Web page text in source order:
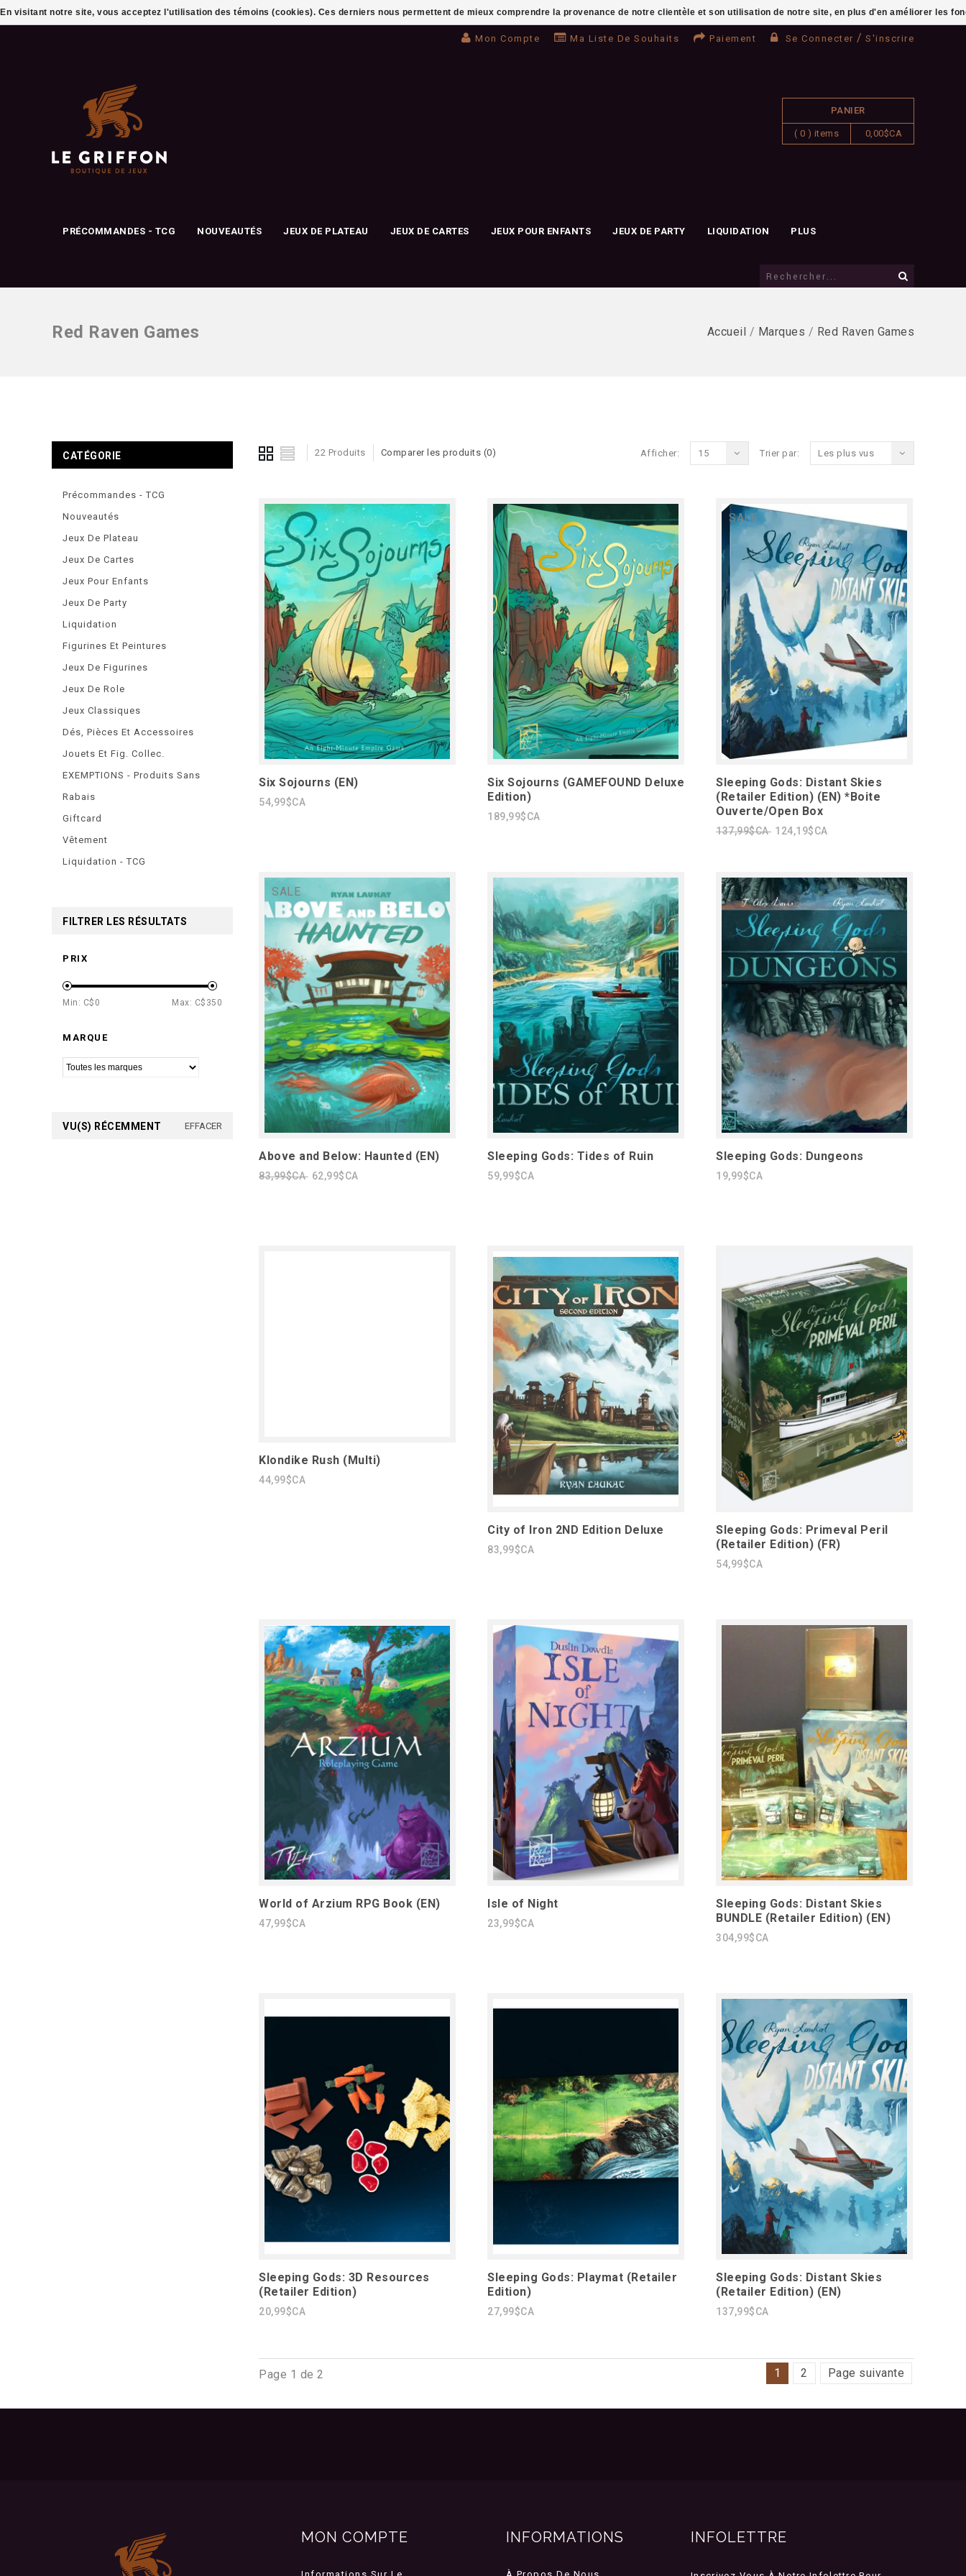
Mon Compte Ma Liste De Souhaits Paiement Se Connecter / S'inscrire
PANIER
( 0 ) items 0,00$CA
PRÉCOMMANDES - TCG NOUVEAUTÉS JEUX DE PLATEAU JEUX DE CARTES JEUX POUR ENFANTS JEUX DE PARTY LIQUIDATION PLUS
Red Raven Games Accueil / Marques / Red Raven Games
22 Produits Comparer les produits (0) Trier par: Les plus vus
Afficher: 15
Six Sojourns (EN)
54,99$CA
Six Sojourns (GAMEFOUND Deluxe
Edition)
189,99$CA
SALE
Sleeping Gods: Distant Skies
(Retailer Edition) (EN) *Boite
Ouverte/Open Box
137,99$CA 124,19$CA
SALE
Above and Below: Haunted (EN)
83,99$CA 62,99$CA
Sleeping Gods: Tides of Ruin
59,99$CA
Sleeping Gods: Dungeons
19,99$CA
Klondike Rush (Multi)
44,99$CA
City of Iron 2ND Edition Deluxe
83,99$CA
Sleeping Gods: Primeval Peril
(Retailer Edition) (FR)
54,99$CA
World of Arzium RPG Book (EN)
47,99$CA
Isle of Night
23,99$CA
Sleeping Gods: Distant Skies
BUNDLE (Retailer Edition) (EN)
304,99$CA
Sleeping Gods: 3D Resources
(Retailer Edition)
20,99$CA
Sleeping Gods: Playmat (Retailer
Edition)
27,99$CA
Sleeping Gods: Distant Skies
(Retailer Edition) (EN)
137,99$CA
Page 1 de 2 1 2 Page suivante
CATÉGORIE
Précommandes - TCG
Nouveautés
Jeux De Plateau
Jeux De Cartes
Jeux Pour Enfants
Jeux De Party
Liquidation
Figurines Et Peintures
Jeux De Figurines
Jeux De Role
Jeux Classiques
Dés, Pièces Et Accessoires
Jouets Et Fig. Collec.
EXEMPTIONS - Produits Sans
Rabais
Giftcard
Vêtement
Liquidation - TCG
FILTRER LES RÉSULTATS
PRIX
Min: C$ 0 Max: C$ 350
MARQUE
VU(S) RÉCEMMENT EFFACER
MON COMPTE INFORMATIONS INFOLETTRE
En visitant notre site, vous acceptez l'utilisation des témoins (cookies). Ces derniers nous permettent de mieux comprendre la provenance de notre clientèle et son utilisation de notre site, en plus d'en améliorer les